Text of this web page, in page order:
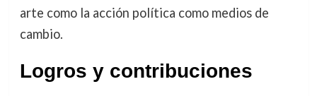
arte como la acción política como medios de
cambio.
Logros y contribuciones